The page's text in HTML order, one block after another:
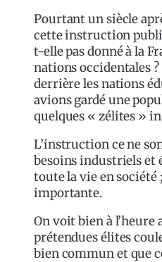
Pourtant un siècle
cette instruction
t-elle pas donné à la
nations occidentales
derrière les nations
avions gardé une
quelques « zélites »
L’instruction ce ne
besoins industriels et
toute la vie en société
importante.
On voit bien à l’heure
prétendues élites
bien commun et que